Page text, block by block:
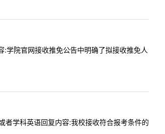
院官网接收推免公告中明确了拟接收推免人
学科英语回复内容:我校接收符合报考条件的